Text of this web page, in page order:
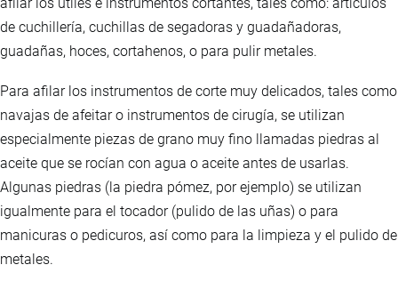
afilar los útiles e instrumentos cortantes, tales como: artículos
de cuchillería, cuchillas de segadoras y guadañadoras,
guadañas, hoces, cortahenos, o para pulir metales.
Para afilar los instrumentos de corte muy delicados, tales como
navajas de afeitar o instrumentos de cirugía, se utilizan
especialmente piezas de grano muy fino llamadas piedras al
aceite que se rocían con agua o aceite antes de usarlas.
Algunas piedras (la piedra pómez, por ejemplo) se utilizan
igualmente para el tocador (pulido de las uñas) o para
manicuras o pedicuros, así como para la limpieza y el pulido de
metales.